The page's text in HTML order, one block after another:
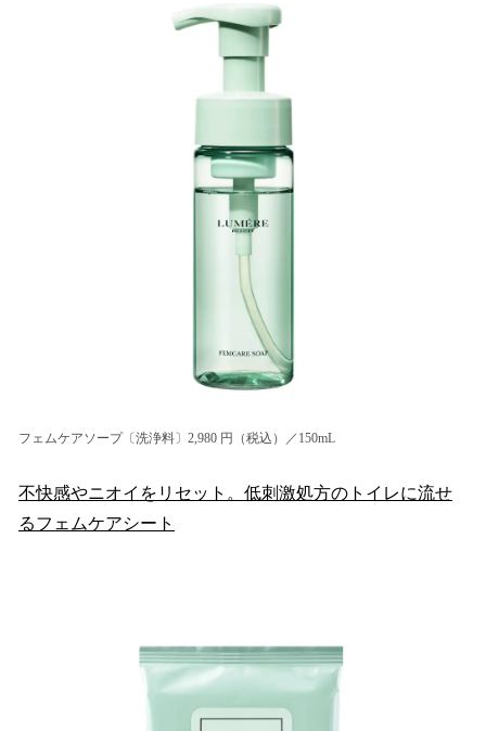
フェムケアソープ〔洗浄料〕2,980 円（税込）／150mL
不快感やニオイをリセット。低刺激処方のトイレに流せ
るフェムケアシート